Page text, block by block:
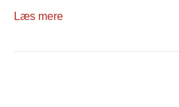
Læs mere